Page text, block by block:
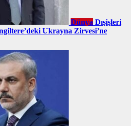
Dünya Dışişleri
Ukrayna Zirvesi’ne